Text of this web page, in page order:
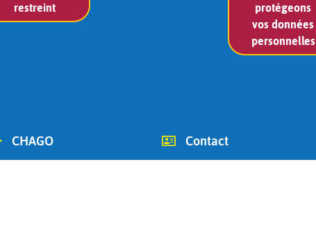
restreint
protégeons
vos données
personnelles
CHAGO Contact